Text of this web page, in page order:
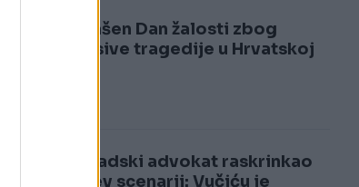
Proglašen Dan žalosti zbog
neopisive tragedije u Hrvatskoj
Beogradski advokat raskrinkao
Vučićev scenarij: Vučiću je